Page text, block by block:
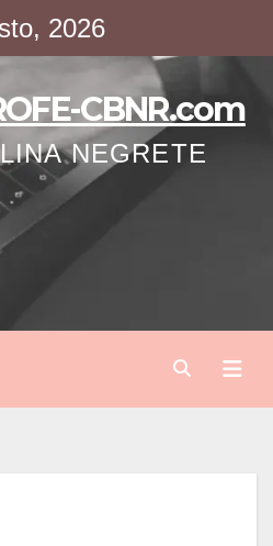
2026
CBNR.com
NEGRETE